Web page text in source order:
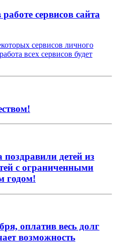
сервисов сайта
сервисов личного
всех сервисов будет
детей из
с ограниченными
годом!
оплатив весь долг
возможность